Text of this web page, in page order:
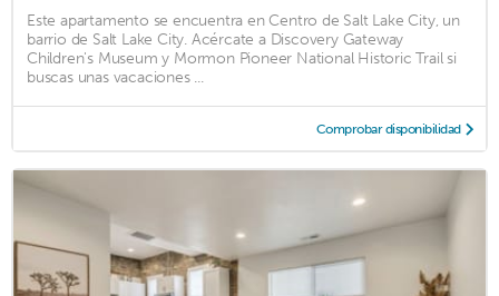
Este apartamento se encuentra en Centro de Salt Lake City, un
barrio de Salt Lake City. Acércate a Discovery Gateway
Children's Museum y Mormon Pioneer National Historic Trail si
buscas unas vacaciones ...
Comprobar disponibilidad